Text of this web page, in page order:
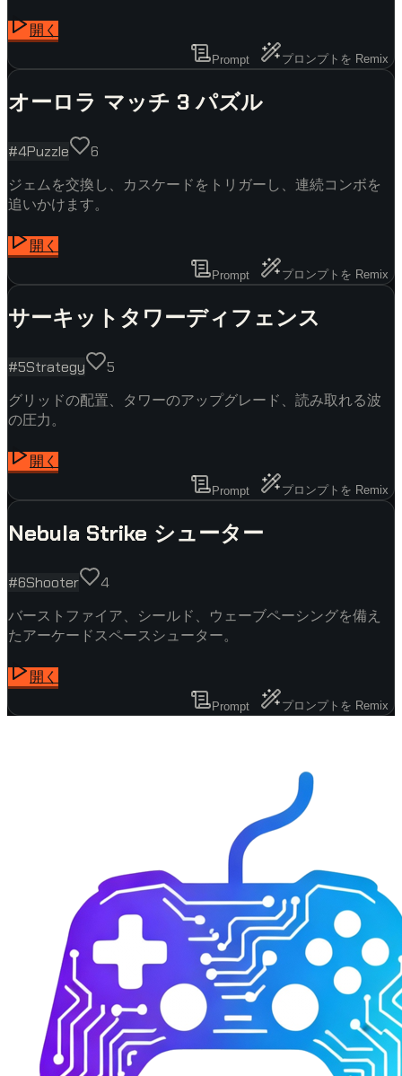
開く
Prompt プロンプトを Remix
オーロラ マッチ 3 パズル
#4Puzzle
6
ジェムを交換し、カスケードをトリガーし、連続コンボを
追いかけます。
開く
Prompt プロンプトを Remix
サーキットタワーディフェンス
#5Strategy
5
グリッドの配置、タワーのアップグレード、読み取れる波
の圧力。
開く
Prompt プロンプトを Remix
Nebula Strike シューター
#6Shooter
4
バーストファイア、シールド、ウェーブペーシングを備え
たアーケードスペースシューター。
開く
Prompt プロンプトを Remix